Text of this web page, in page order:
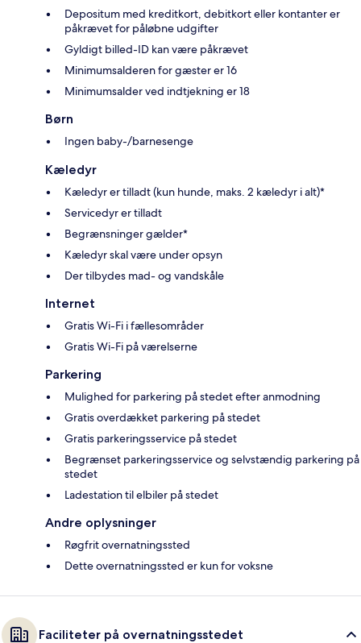
Depositum med kreditkort, debitkort eller kontanter er
påkrævet for påløbne udgifter
Gyldigt billed-ID kan være påkrævet
Minimumsalderen for gæster er 16
Minimumsalder ved indtjekning er 18
Børn
Ingen baby-/barnesenge
Kæledyr
Kæledyr er tilladt (kun hunde, maks. 2 kæledyr i alt)*
Servicedyr er tilladt
Begrænsninger gælder*
Kæledyr skal være under opsyn
Der tilbydes mad- og vandskåle
Internet
Gratis Wi-Fi i fællesområder
Gratis Wi-Fi på værelserne
Parkering
Mulighed for parkering på stedet efter anmodning
Gratis overdækket parkering på stedet
Gratis parkeringsservice på stedet
Begrænset parkeringsservice og selvstændig parkering på
stedet
Ladestation til elbiler på stedet
Andre oplysninger
Røgfrit overnatningssted
Dette overnatningssted er kun for voksne
Faciliteter på overnatningsstedet